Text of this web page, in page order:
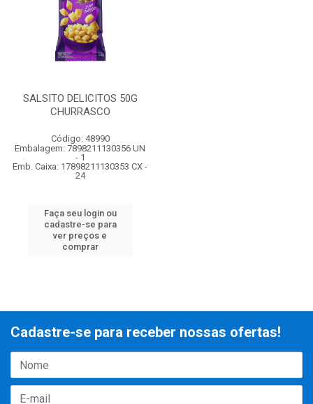
SALSITO DELICITOS 50G
CHURRASCO
Código: 48990
Embalagem: 7898211130356 UN
- 1
Emb. Caixa: 17898211130353 CX -
24
Faça seu login ou
cadastre-se para
ver preços e
comprar
Cadastre-se para receber nossas ofertas!